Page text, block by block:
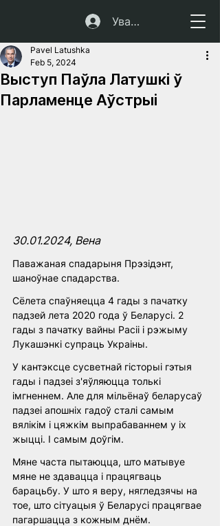
Увайсці
Выступ Паўла Латушкі ў
Парламенце Аўстрыі
Pavel Latushka
Feb 5, 2024
30.01.2024, Вена
Паважаная спадарыня Прэзідэнт,
шаноўнае спадарства.
Сёлета спаўняецца 4 гады з пачатку
падзей лета 2020 года ў Беларусі. 2
гады з пачатку вайны Расіі і рэжыму
Лукашэнкі супраць Украіны.
У кантэксце сусветнай гісторыі гэтыя
гады і падзеі з'яўляюцца толькі
імгненнем. Але для мільёнаў беларусаў
падзеі апошніх гадоў сталі самым
вялікім і цяжкім выпрабаваннем у іх
жыцці. І самым доўгім.
Мяне часта пытаюцца, што матывуе
мяне не здавацца і працягваць
барацьбу. У што я веру, нягледзячы на
тое, што сітуацыя ў Беларусі працягвае
пагаршацца з кожным днём.